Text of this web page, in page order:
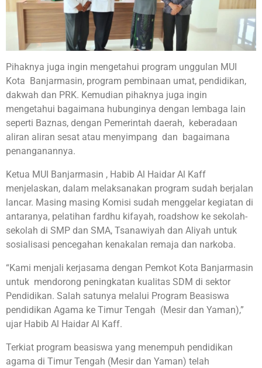
Pihaknya juga ingin mengetahui program unggulan MUI
Kota Banjarmasin, program pembinaan umat, pendidikan,
dakwah dan PRK. Kemudian pihaknya juga ingin
mengetahui bagaimana hubunginya dengan lembaga lain
seperti Baznas, dengan Pemerintah daerah, keberadaan
aliran aliran sesat atau menyimpang dan bagaimana
penanganannya.
Ketua MUI Banjarmasin , Habib Al Haidar Al Kaff
menjelaskan, dalam melaksanakan program sudah berjalan
lancar. Masing masing Komisi sudah menggelar kegiatan di
antaranya, pelatihan fardhu kifayah, roadshow ke sekolah-
sekolah di SMP dan SMA, Tsanawiyah dan Aliyah untuk
sosialisasi pencegahan kenakalan remaja dan narkoba.
“Kami menjali kerjasama dengan Pemkot Kota Banjarmasin
untuk mendorong peningkatan kualitas SDM di sektor
Pendidikan. Salah satunya melalui Program Beasiswa
pendidikan Agama ke Timur Tengah (Mesir dan Yaman),”
ujar Habib Al Haidar Al Kaff.
Terkiat program beasiswa yang menempuh pendidikan
agama di Timur Tengah (Mesir dan Yaman) telah